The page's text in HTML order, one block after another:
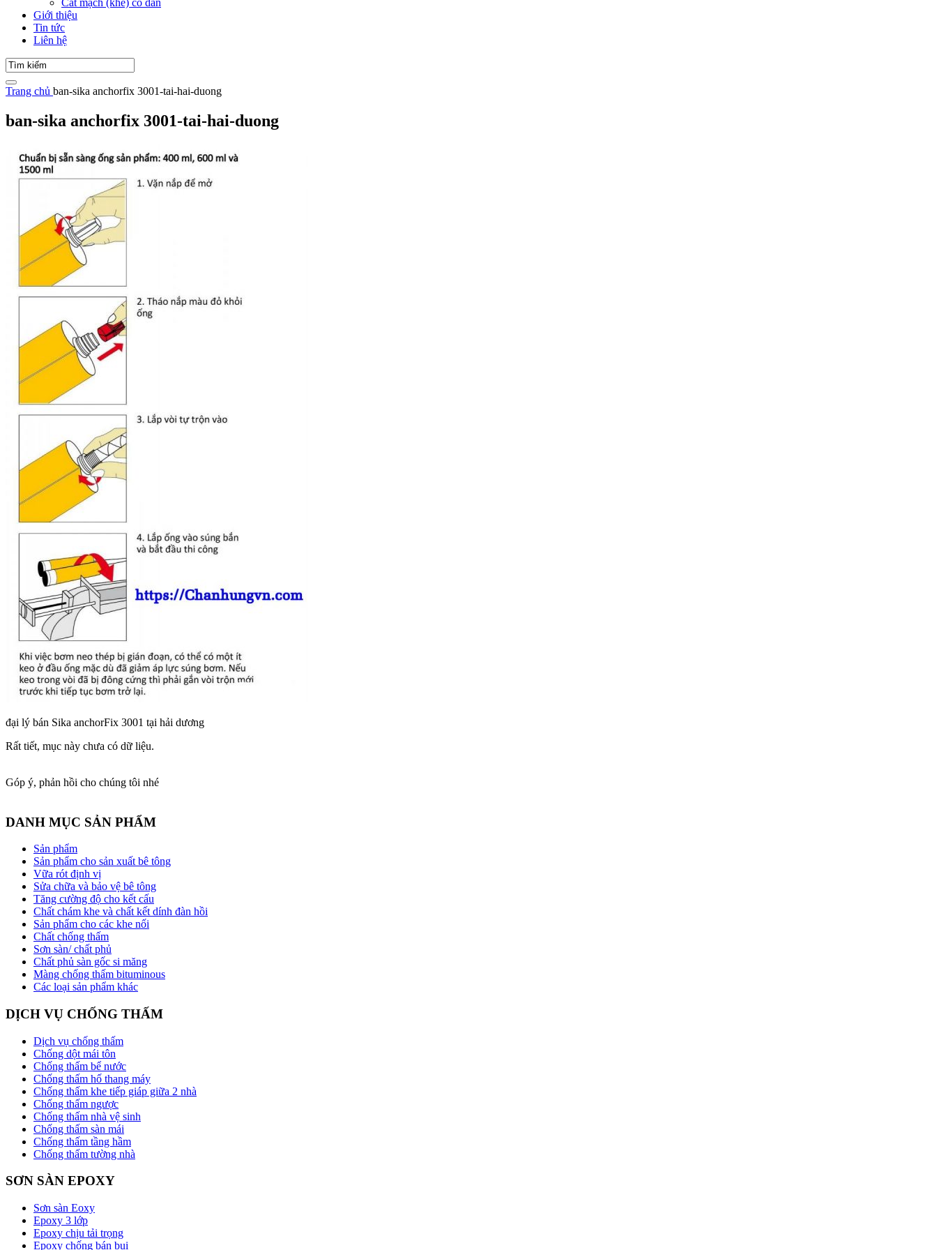
Cắt mạch (khe) co dãn
Giới thiệu
Tin tức
Liên hệ
Trang chủ ban-sika anchorfix 3001-tai-hai-duong
ban-sika anchorfix 3001-tai-hai-duong
đại lý bán Sika anchorFix 3001 tại hải dương
Rất tiết, mục này chưa có dữ liệu.
Góp ý, phản hồi cho chúng tôi nhé
DANH MỤC SẢN PHẨM
Sản phẩm
Sản phẩm cho sản xuất bê tông
Vữa rót định vị
Sửa chữa và bảo vệ bê tông
Tăng cường độ cho kết cấu
Chất chám khe và chất kết dính đàn hồi
Sản phẩm cho các khe nối
Chất chống thấm
Sơn sàn/ chất phủ
Chất phủ sàn gốc si măng
Màng chống thấm bituminous
Các loại sản phẩm khác
DỊCH VỤ CHỐNG THẤM
Dịch vụ chống thấm
Chống dột mái tôn
Chống thấm bể nước
Chống thấm hố thang máy
Chống thấm khe tiếp giáp giữa 2 nhà
Chống thấm ngược
Chống thấm nhà vệ sinh
Chống thấm sàn mái
Chống thấm tầng hầm
Chống thấm tường nhà
SƠN SÀN EPOXY
Sơn sàn Eoxy
Epoxy 3 lớp
Epoxy chịu tải trọng
Epoxy chống bán bụi